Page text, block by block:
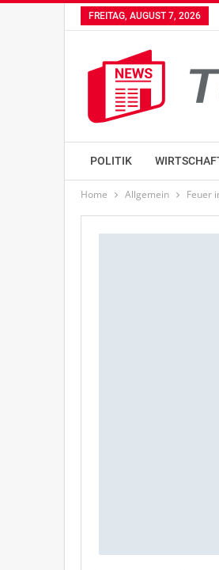
FREITAG, AUGUST 7, 2026
POLITIK
Home Allgemein Feuer